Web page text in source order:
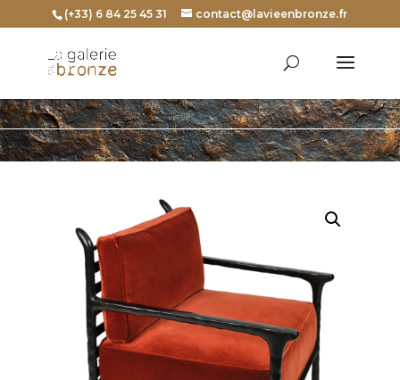
(+33) 6 84 25 45 31 contact@lavieenbronze.fr